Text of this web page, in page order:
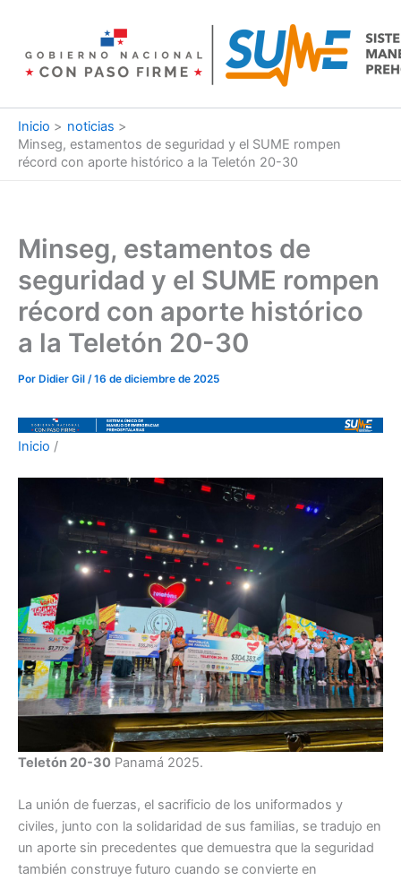
contenido
Inicio
noticias
Minseg, estamentos de seguridad y el SUME rompen
récord con aporte histórico a la Teletón 20-30
Minseg, estamentos de
seguridad y el SUME rompen
récord con aporte histórico
a la Teletón 20-30
Por Didier Gil /16 de diciembre de 2025
Inicio /
Teletón 20-30 Panamá 2025.
La unión de fuerzas, el sacrificio de los uniformados y
civiles, junto con la solidaridad de sus familias, se tradujo en
un aporte sin precedentes que demuestra que la seguridad
también construye futuro cuando se convierte en